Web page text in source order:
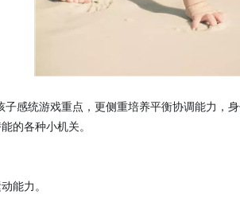
子感统游戏重点，更侧重培养平衡协调能力，
的各种小机关。
能力。